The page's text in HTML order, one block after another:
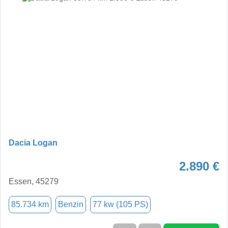
Dacia Logan
2.890 €
Essen, 45279
85.734 km Benzin 77 kw (105 PS)